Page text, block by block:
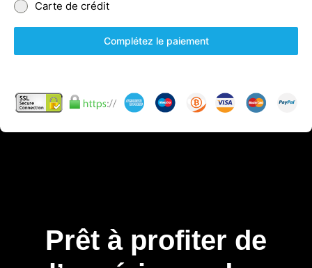
Carte de crédit
Complétez le paiement
Prêt à profiter de